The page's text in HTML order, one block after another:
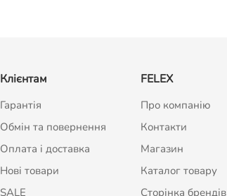
Клієнтам
Гарантія
Обмін та повернення
Оплата і доставка
Нові товари
SALE
FELEX
Про компанію
Контакти
Магазин
Каталог товару
Сторінка брендів